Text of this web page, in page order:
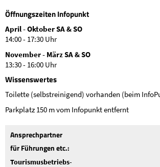
Öffnungszeiten Infopunkt
April - Oktober SA & SO
14:00 - 17:30 Uhr
November - März SA & SO
13:30 - 16:00 Uhr
Wissenswertes
Toilette (selbstreinigend) vorhanden (beim
Parkplatz 150 m vom Infopunkt entfernt
Ansprechpartner
für Führungen etc.:
Tourismusbetriebs-